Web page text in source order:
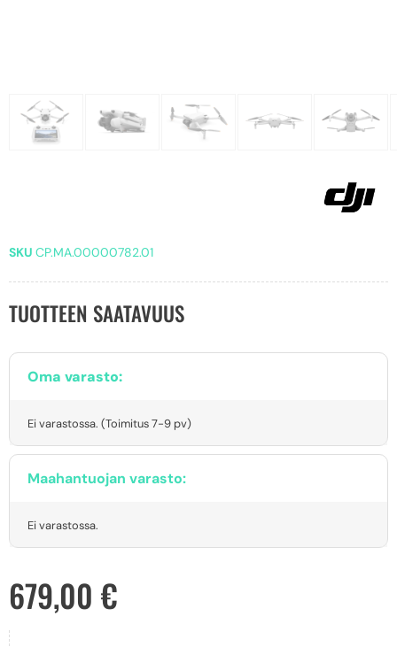
SKU CP.MA.00000782.01
TUOTTEEN SAATAVUUS
Oma varasto:
Ei varastossa. (Toimitus 7-9 pv)
Maahantuojan varasto:
Ei varastossa.
679,00 €